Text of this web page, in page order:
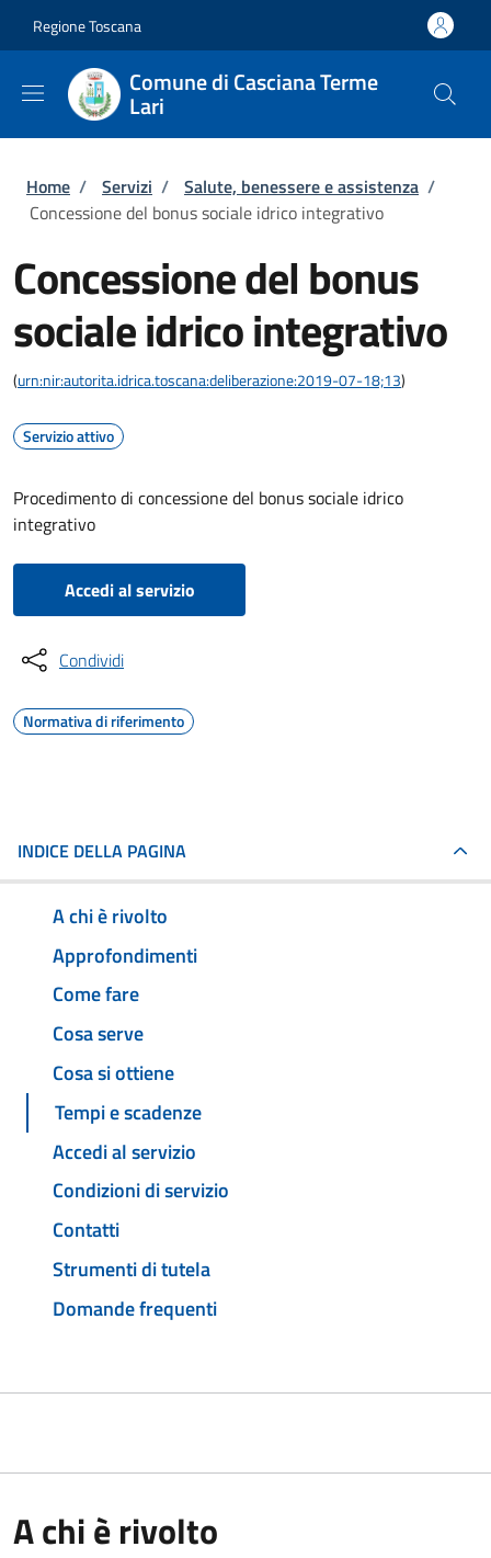
Regione Toscana
Comune di Casciana Terme
Lari
Briciole di pane
Home / Servizi / Salute, benessere e assistenza /
Concessione del bonus sociale idrico integrativo
Concessione del bonus
sociale idrico integrativo
(urn:nir:autorita.idrica.toscana:deliberazione:2019-07-18;13)
Servizio attivo
Procedimento di concessione del bonus sociale idrico
integrativo
Accedi al servizio
Condividi
Normativa di riferimento
INDICE DELLA PAGINA
A chi è rivolto
Approfondimenti
Come fare
Cosa serve
Cosa si ottiene
Tempi e scadenze
Accedi al servizio
Condizioni di servizio
Contatti
Strumenti di tutela
Domande frequenti
A chi è rivolto